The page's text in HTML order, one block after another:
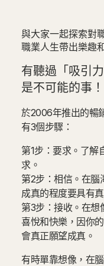
與大家一起探索對
職業人生帶出樂趣
有聽過「吸引
是不可能的事！
於2006年推出的暢
有3個步驟：
第1步：要求。了解
求。
第2步：相信。在腦
成真的程度要具有
第3步：接收。在想
喜悅和快樂，因你
會真正願望成真。
有時單靠想像，在